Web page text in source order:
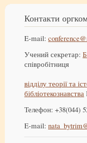
Контакти
E-mail:
Учений секретар:
співробітниця
відділу теорії та
бібліотекознавства
Телефон: +38(044)
E-mail: